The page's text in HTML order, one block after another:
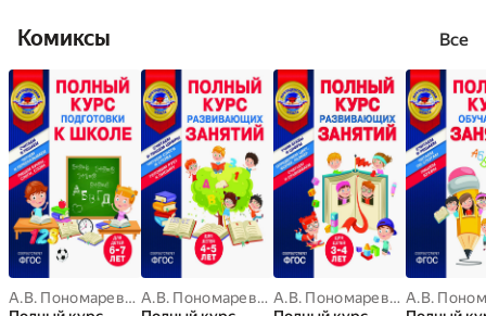
Комиксы Все
А.В. Пономарева, Т.Ю. Болтенко
А.В. Пономарева, Т.Ю. Болтенко
А.В. Пономарева, Т.Ю.